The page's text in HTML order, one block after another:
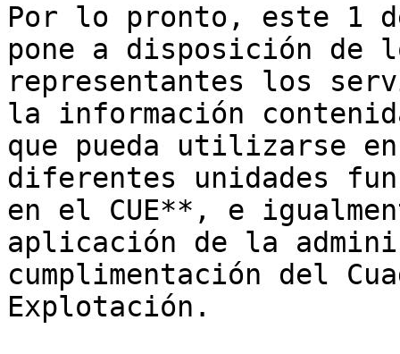
Por lo pronto, este 1
pone a disposición de
representantes los
la información
que pueda utilizarse
diferentes unidades
en el CUE**, e
aplicación de la
cumplimentación del
Explotación.